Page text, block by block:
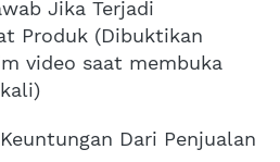
Jika Terjadi
Produk (Dibuktikan
video saat membuka
Dari Penjualan